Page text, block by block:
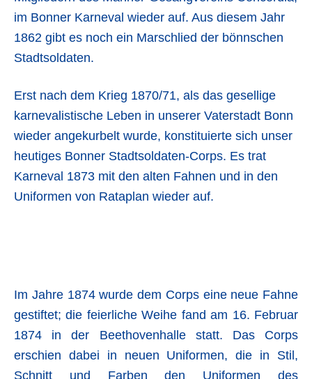
im Bonner Karneval wieder auf. Aus diesem Jahr
1862 gibt es noch ein Marschlied der bönnschen
Stadtsoldaten.
Erst nach dem Krieg 1870/71, als das gesellige
karnevalistische Leben in unserer Vaterstadt Bonn
wieder angekurbelt wurde, konstituierte sich unser
heutiges Bonner Stadtsoldaten-Corps. Es trat
Karneval 1873 mit den alten Fahnen und in den
Uniformen von Rataplan wieder auf.
Im Jahre 1874 wurde dem Corps eine neue Fahne
gestiftet; die feierliche Weihe fand am 16. Februar
1874 in der Beethovenhalle statt. Das Corps
erschien dabei in neuen Uniformen, die in Stil,
Schnitt und Farben den Uniformen des